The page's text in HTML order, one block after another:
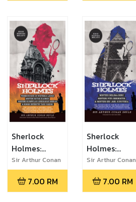
Melayu
Sherlock
Holmes:
Pembunuhan
di Wisteria
Lodge, Misteri
Sir Arthur Conan
Doyle
7.00 RM
Sherlock
Holmes:
Misteri
Delima Biru,
Misteri Pita
Sir Arthur Conan
Doyle
7.00 RM